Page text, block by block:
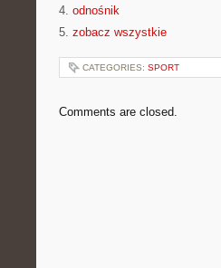
4. odnośnik
5. zobacz wszystkie
CATEGORIES: SPORT
Comments are closed.